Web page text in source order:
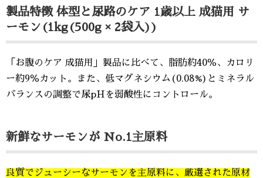
製品特徴 体型と尿路のケア 1歳以上 成猫用 サ
ーモン(1kg(500g × 2袋入))
「お腹のケア 成猫用」製品に比べて、脂肪約40％、カロリ
ー約9％カット。また、低マグネシウム(0.08%)とミネラル
バランスの調整で尿pHを弱酸性にコントロール。
新鮮なサーモンが No.1主原料
良質でジューシーなサーモンを主原料に、厳選された原材